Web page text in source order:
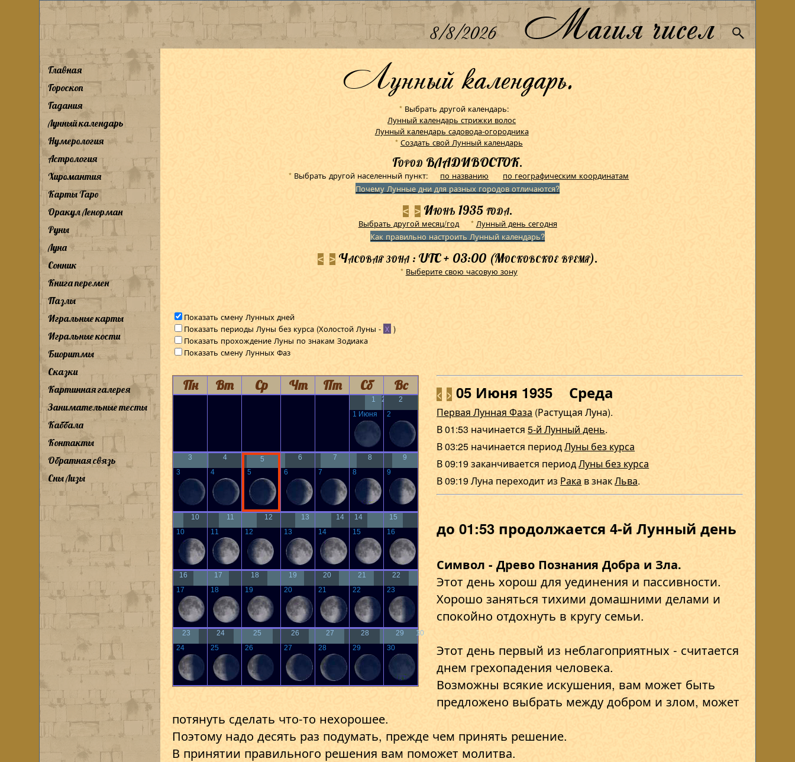
8/8/2026 Магия чисел
Главная
Гороскоп
Гадания
Лунный календарь
Нумерология
Астрология
Хиромантия
Карты Таро
Оракул Ленорман
Руны
Луна
Сонник
Книга перемен
Пазлы
Игральные карты
Игральные кости
Биоритмы
Сказки
Картинная галерея
Занимательные тесты
Каббала
Контакты
Обратная связь
Сны Лизы
Лунный календарь.
* Выбрать другой календарь:
Лунный календарь стрижки волос
Лунный календарь садовода-огородника
* Создать свой Лунный календарь
Город ВЛАДИВОСТОК.
* Выбрать другой населенный пункт: по названию
по географическим координатам
Почему Лунные дни для разных городов отличаются?
< >Июнь 1935 года.
Выбрать другой месяц/год * Лунный день сегодня
Как правильно настроить Лунный календарь?
< >Часовая зона : UTC + 03:00 (Московское время).
* Выберите свою часовую зону
Показать смену Лунных дней
Показать периоды Луны без курса (Холостой Луны - Х )
Показать прохождение Луны по знакам Зодиака
Показать смену Лунных Фаз
Пн Вт Ср Чт Пт Сб Вс
1
2
1 Июня
2
2
3
3
4
4
5
5
6
6
7
7
8
8
9
9
10
10
11
11
12
12
13
13
14
14
14
15
15
16
16
17
17
18
18
19
19
20
20
21
21
22
22
23
23
24
24
25
25
26
26
27
27
28
28
29
29 30
1
30
< > 05 Июня 1935 Среда
Первая Лунная Фаза (Растущая Луна).
В 01:53 начинается5-й Лунный день.
В 03:25 начинается периодЛуны без курса
В 09:19 заканчивается периодЛуны без курса
В 09:19 Луна переходит из Рака в знакЛьва.
до 01:53 продолжается 4-й Лунный день
Символ - Древо Познания Добра и Зла.
Этот день хорош для уединения и пассивности.
Хорошо заняться тихими домашними делами и
спокойно отдохнуть в кругу семьи.
Этот день первый из неблагоприятных - считается
днем грехопадения человека.
Возможны всякие искушения, вам может быть
предложено выбрать между добром и злом, может
потянуть сделать что-то нехорошее.
Поэтому надо десять раз подумать, прежде чем принять решение.
В принятии правильного решения вам поможет молитва.